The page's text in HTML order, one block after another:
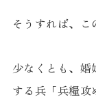
そうすれば、こ
少なくとも、
する兵「兵糧